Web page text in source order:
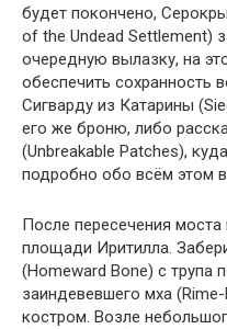
будет покончено,
of the Undead Settlement)
очередную вылазку, на
обеспечить сохранность
Сигварду из Катарины
его же броню, либо
(Unbreakable Patches),
подробно обо всём этом
После пересечения
площади Иритилла.
(Homeward Bone) с трупа
заиндевевшего мха
костром. Возле